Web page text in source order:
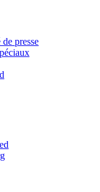
presse